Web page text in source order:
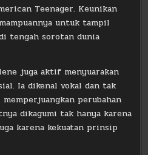
Teenager. Keunikan
untuk tampil
tengah sorotan dunia
juga aktif menyuarakan
Ia dikenal vokal dan tak
perubahan
dikagumi tak hanya karena
karena kekuatan prinsip